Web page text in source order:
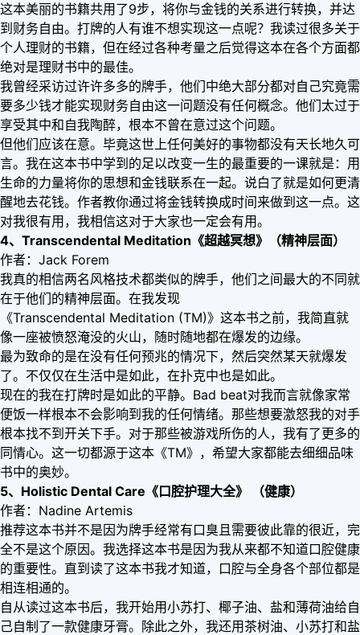
这本美丽的书籍共用了9步，将你与金钱的关系进行转换，并达
到财务自由。打牌的人有谁不想实现这一点呢？我读过很多关于
个人理财的书籍，但在经过各种考量之后觉得这本在各个方面都
绝对是理财书中的最佳。
我曾经采访过许许多多的牌手，他们中绝大部分都对自己究竟需
要多少钱才能实现财务自由这一问题没有任何概念。他们太过于
享受其中和自我陶醉，根本不曾在意过这个问题。
但他们应该在意。毕竟这世上任何美好的事物都没有天长地久可
言。我在这本书中学到的足以改变一生的最重要的一课就是：用
生命的力量将你的思想和金钱联系在一起。说白了就是如何更清
醒地去花钱。作者教你通过将金钱转换成时间来做到这一点。这
对我很有用，我相信这对于大家也一定会有用。
4、Transcendental Meditation《超越冥想》（精神层面）
作者：Jack Forem
我真的相信两名风格技术都类似的牌手，他们之间最大的不同就
在于他们的精神层面。在我发现
《Transcendental Meditation (TM)》这本书之前，我简直就
像一座被愤怒淹没的火山，随时随地都在爆发的边缘。
最为致命的是在没有任何预兆的情况下，然后突然某天就爆发
了。不仅仅在生活中是如此，在扑克中也是如此。
现在的我在打牌时是如此的平静。Bad beat对我而言就像家常
便饭一样根本不会影响到我的任何情绪。那些想要激怒我的对手
根本找不到开关下手。对于那些被游戏所伤的人，我有了更多的
同情心。这一切都源于这本《TM》，希望大家都能去细细品味
书中的奥妙。
5、Holistic Dental Care《口腔护理大全》 （健康）
作者：Nadine Artemis
推荐这本书并不是因为牌手经常有口臭且需要彼此靠的很近，完
全不是这个原因。我选择这本书是因为我从来都不知道口腔健康
的重要性。直到读了这本书我才知道，口腔与全身各个部位都是
相连相通的。
自从读过这本书后，我开始用小苏打、椰子油、盐和薄荷油给自
己自制了一款健康牙膏。除此之外，我还用茶树油、小苏打和盐